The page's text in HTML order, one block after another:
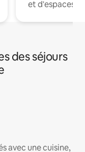
et d'espaces
des séjours
avec une cuisine,